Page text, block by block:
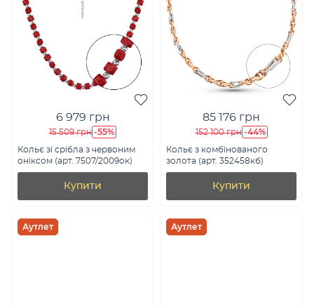
6 979 грн
15 509 грн -55%
Кольє зі срібла з червоним
оніксом (арт. 7507/2009ок)
Купити
85 176 грн
152 100 грн -44%
Кольє з комбінованого
золота (арт. 352458кб)
Купити
Аутлет Аутлет